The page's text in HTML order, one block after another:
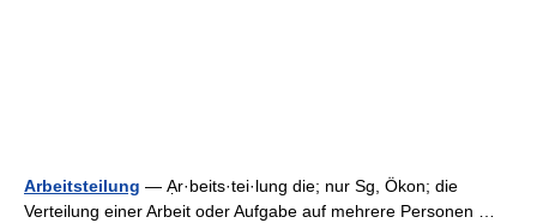
Arbeitsteilung — Ạr·beits·tei·lung die; nur Sg, Ökon; die
Verteilung einer Arbeit oder Aufgabe auf mehrere Personen …